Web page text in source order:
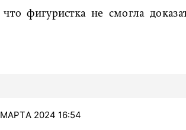
фигуристка не смогла
2024 16:54